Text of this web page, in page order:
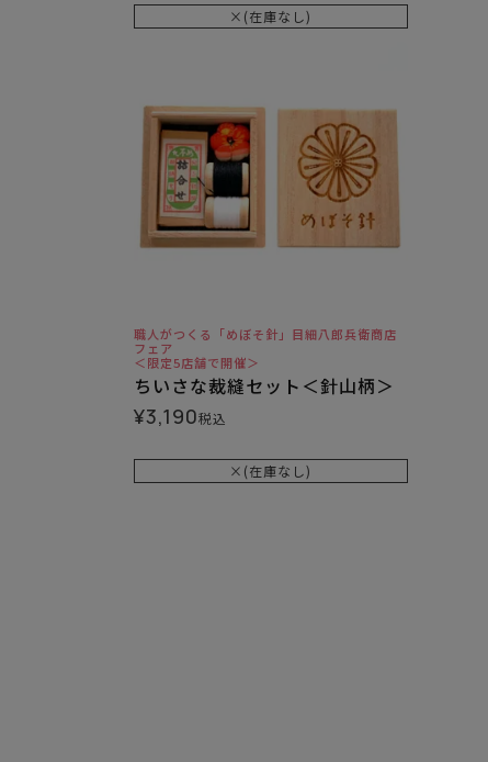
×(在庫なし)
職人がつくる「めぼそ針」目細八郎兵衛商店
フェア
＜限定5店舗で開催＞
ちいさな裁縫セット＜針山柄＞
¥3,190税込
×(在庫なし)